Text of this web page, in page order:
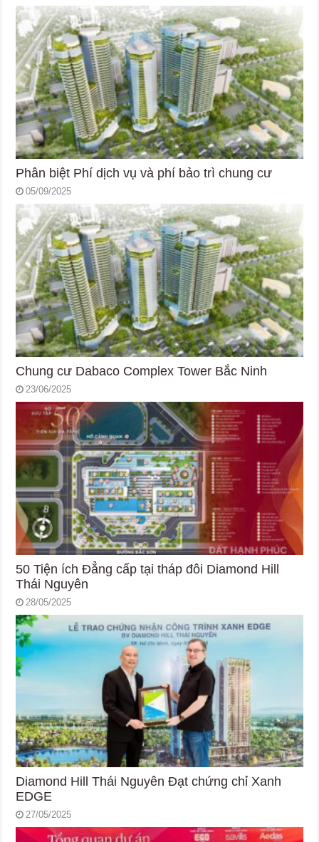
Phân biệt Phí dịch vụ và phí bảo trì chung cư
05/09/2025
Chung cư Dabaco Complex Tower Bắc Ninh
23/06/2025
50 Tiện ích Đẳng cấp tại tháp đôi Diamond Hill
Thái Nguyên
28/05/2025
Diamond Hill Thái Nguyên Đạt chứng chỉ Xanh
EDGE
27/05/2025